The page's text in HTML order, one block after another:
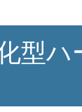
型ハ